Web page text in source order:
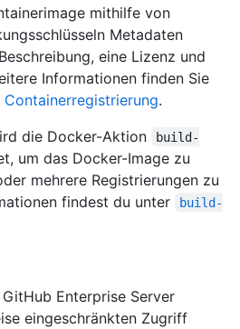
mithilfe von
Metadaten
eine Lizenz und
Informationen finden Sie
.
die Docker-Aktion
build-
um das Docker-Image zu
mehrere Registrierungen zu
findest du unter
build-
Enterprise Server
eingeschränkten Zugriff